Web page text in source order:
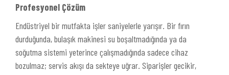
Profesyonel Çözüm
Endüstriyel bir mutfakta işler saniyelerle yarışır. Bir fırın
durduğunda, bulaşık makinesi su boşaltmadığında ya da
soğutma sistemi yeterince çalışmadığında sadece cihaz
bozulmaz; servis akışı da sekteye uğrar. Siparişler gecikir,